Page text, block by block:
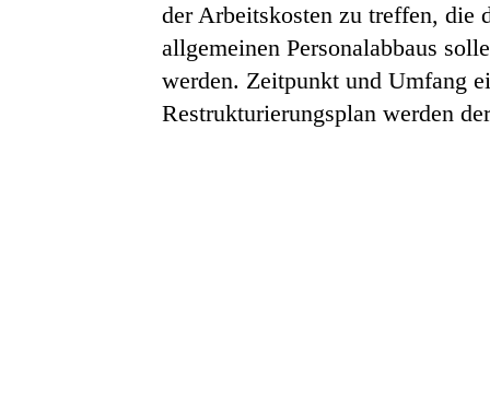
der Arbeitskosten zu treffen, die
allgemeinen Personalabbaus
werden. Zeitpunkt und Umfang
Restrukturierungsplan werden